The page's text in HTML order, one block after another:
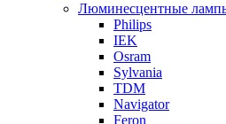
Люминесцентные
Philips
IEK
Osram
Sylvania
TDM
Navigator
Feron